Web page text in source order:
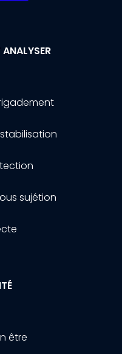
sujétion
être